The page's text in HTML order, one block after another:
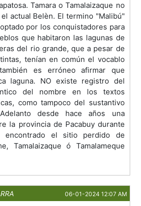
Tamara o Tamalaizaque no
actual Belèn. El termino "Malibú"
por los conquistadores para
que habitaron las lagunas de
del rio grande, que a pesar de
tenían en común el vocablo
es erróneo afirmar que
laguna. NO existe registro del
del nombre en los textos
como tampoco del sustantivo
Adelanto desde hace años una
la provincia de Pacabuy durante
encontrado el sitio perdido de
Tamalaizaque ó Tamalameque
06-01-2024 12:07 AM